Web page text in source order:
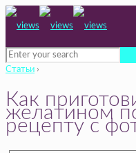
Статьи ›
Как
желатином
рецепту с